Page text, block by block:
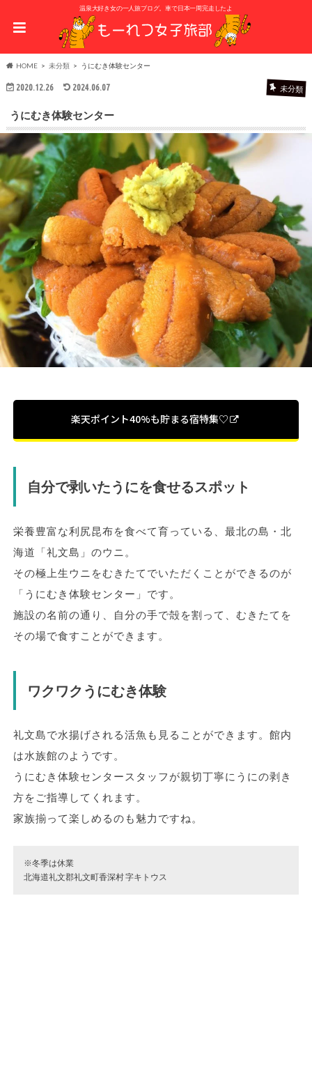
温泉大好き女の一人旅ブログ。車で日本一周完走したよ
HOME 未分類 うにむき体験センター
2020.12.26 2024.06.07 未分類
うにむき体験センター
楽天ポイント40%も貯まる宿特集♡
自分で剥いたうにを食せるスポット
栄養豊富な利尻昆布を食べて育っている、最北の島・北
海道「礼文島」のウニ。
その極上生ウニをむきたてでいただくことができるのが
「うにむき体験センター」です。
施設の名前の通り、自分の手で殻を割って、むきたてを
その場で食すことができます。
ワクワクうにむき体験
礼文島で水揚げされる活魚も見ることができます。館内
は水族館のようです。
うにむき体験センタースタッフが親切丁寧にうにの剥き
方をご指導してくれます。
家族揃って楽しめるのも魅力ですね。
※冬季は休業
北海道礼文郡礼文町香深村 字キトウス